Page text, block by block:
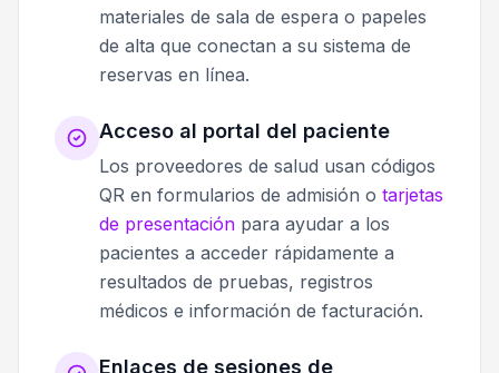
materiales de sala de espera o papeles
de alta que conectan a su sistema de
reservas en línea.
Acceso al portal del paciente
Los proveedores de salud usan códigos
QR en formularios de admisión o tarjetas
de presentación para ayudar a los
pacientes a acceder rápidamente a
resultados de pruebas, registros
médicos e información de facturación.
Enlaces de sesiones de